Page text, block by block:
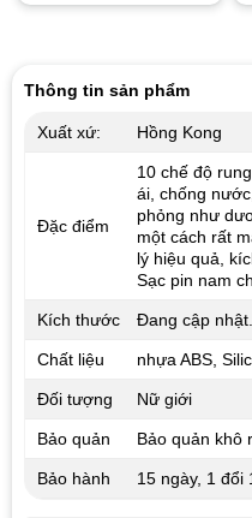
Được xếp
Thông tin sản phẩm
Xuất xứ: Hồng Kong
Đặc điểm
10 chế độ
ái, chống
phỏng như
một cách rất
lý hiệu quả,
Sạc pin nam
Kích thước Đang cập nhật..
Chất liệu nhựa ABS,
Đối tượng Nữ giới
Bảo quản Bảo quản khô
Bảo hành 15 ngày, 1 đổi